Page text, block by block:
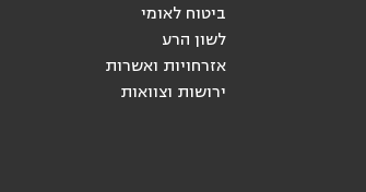
ביטוח לאומי
לשון הרע
אזרחויות ואשרות
ירושות וצוואות